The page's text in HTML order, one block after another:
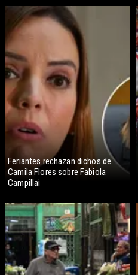
Feriantes rechazan dichos de
Camila Flores sobre Fabiola
Campillai